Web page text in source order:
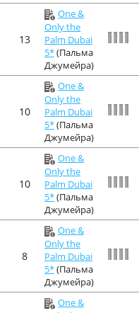
13
One &
Only the
Palm Dubai
5*(Пальма
Джумейра)
10
One &
Only the
Palm Dubai
5*(Пальма
Джумейра)
10
One &
Only the
Palm Dubai
5*(Пальма
Джумейра)
8
One &
Only the
Palm Dubai
5*(Пальма
Джумейра)
One &